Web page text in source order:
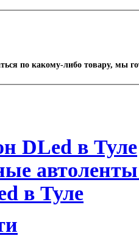
по какому-либо товару, мы
DLed в Туле
в Туле